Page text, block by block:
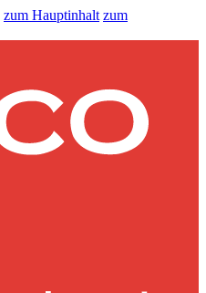
zum Hauptinhalt zum